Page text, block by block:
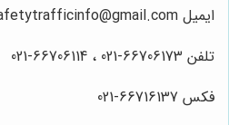
ایمیل safetytrafficinfo@gmail.com
تلفن 66706173-021 ، 66706114-021
فکس 66716137-021